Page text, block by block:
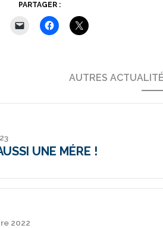
PARTAGER :
AUTRES
UNE MÉRE !
2022